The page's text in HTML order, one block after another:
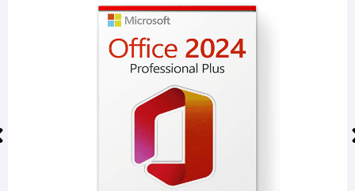
REQUISITOS DEL SISTEMA
LICENCIA Y ACTIVACIÓN
ACTUALIZACIÓN DE WINDOWS 11 HOME A WINDOWS
ACTUALIZACIÓN DE WINDOWS 10 PRO A WINDOWS 11
INSTALACIÓN LIMPIA